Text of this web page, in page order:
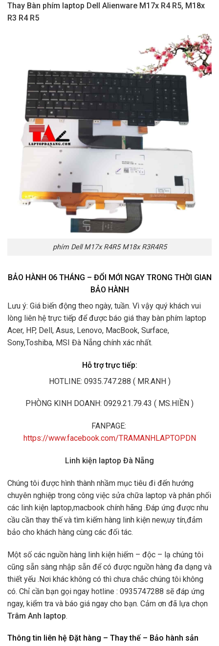
Thay Bàn phím laptop Dell Alienware M17x R4 R5, M18x
R3 R4 R5
phím Dell M17x R4R5 M18x R3R4R5
BẢO HÀNH 06 THÁNG – ĐỔI MỚI NGAY TRONG THỜI GIAN
BẢO HÀNH
Lưu ý: Giá biến động theo ngày, tuần. Vì vậy quý khách vui
lòng liên hệ trực tiếp để được báo giá thay bàn phím laptop
Acer, HP, Dell, Asus, Lenovo, MacBook, Surface,
Sony,Toshiba, MSI Đà Nẵng chính xác nhất.
Hỗ trợ trực tiếp:
HOTLINE: 0935.747.288 ( MR.ANH )
PHÒNG KINH DOANH: 0929.21.79.43 ( MS.HIỀN )
FANPAGE:
https://www.facebook.com/TRAMANHLAPTOPDN
Linh kiện laptop Đà Nẵng
Chúng tôi được hình thành nhầm mục tiêu đi đến hướng
chuyên nghiệp trong công việc sửa chữa laptop và phân phối
các linh kiện laptop,macbook chính hãng .Đáp ứng được nhu
cầu cần thay thế và tìm kiếm hàng linh kiện new,uy tín,đảm
bảo cho khách hàng cùng các đối tác.
Một số các nguồn hàng linh kiện hiếm – độc – lạ chúng tôi
cũng sẵn sàng nhập sẵn để có được nguồn hàng đa dạng và
thiết yếu .Nơi khác không có thì chưa chắc chúng tôi không
có. Chỉ cần bạn gọi ngay hotline : 0935747288 sẽ đáp ứng
ngay, kiểm tra và báo giá ngay cho bạn. Cảm ơn đã lựa chọn
Trâm Anh laptop.
Thông tin liên hệ Đặt hàng – Thay thế – Bảo hành sản